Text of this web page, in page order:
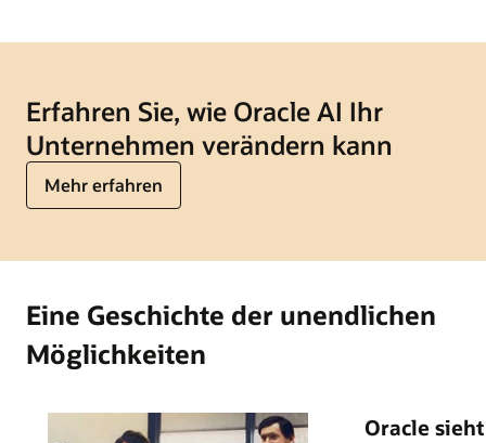
Erfahren Sie, wie Oracle AI Ihr
Unternehmen verändern kann
Mehr erfahren
Eine Geschichte der unendlichen
Möglichkeiten
Oracle